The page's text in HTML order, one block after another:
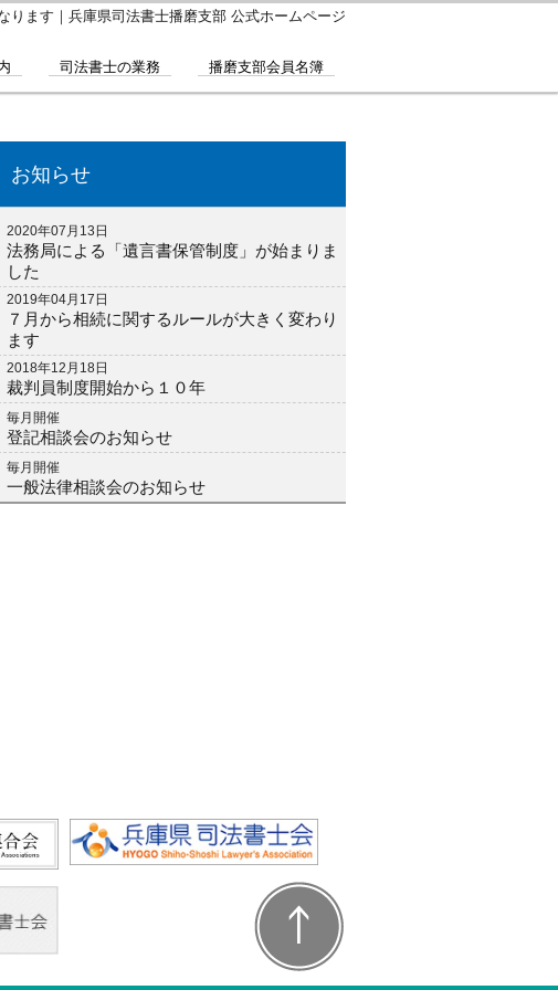
ります｜兵庫県司法書士播磨支部 公式ホームページ
司法書士の業務 播磨支部会員名簿
お知らせ
2020年07月13日
法務局による「遺言書保管制度」が始まりま
した
2019年04月17日
７月から相続に関するルールが大きく変わり
ます
2018年12月18日
裁判員制度開始から１０年
毎月開催
登記相談会のお知らせ
毎月開催
一般法律相談会のお知らせ